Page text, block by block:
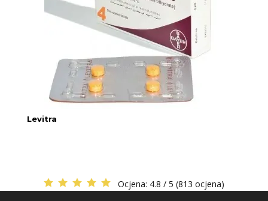
Levitra
Ocjena: 4.8 / 5 (813 ocjena)